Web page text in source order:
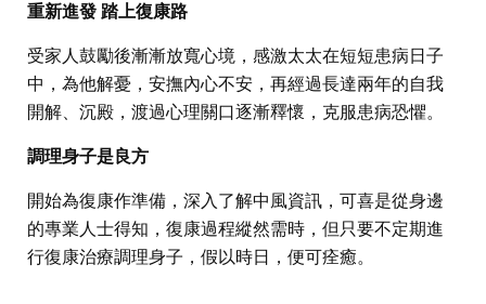
重新進發 踏上復康路
受家人鼓勵後漸漸放寬心境，感激太太在短短患病日子
中，為他解憂，安撫內心不安，再經過長達兩年的自我
開解、沉殿，渡過心理關口逐漸釋懷，克服患病恐懼。
調理身子是良方
開始為復康作準備，深入了解中風資訊，可喜是從身邊
的專業人士得知，復康過程縱然需時，但只要不定期進
行復康治療調理身子，假以時日，便可痊癒。